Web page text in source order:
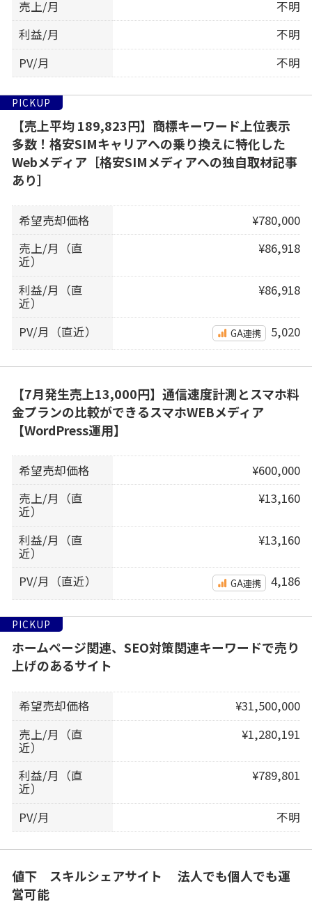
売上/月
不明
利益/月
不明
PV/月
不明
PICKUP
【売上平均 189,823円】商標キーワード上位表示
多数！格安SIMキャリアへの乗り換えに特化した
Webメディア［格安SIMメディアへの独自取材記事
あり］
希望売却価格
¥780,000
売上/月（直
近）
¥86,918
利益/月（直
近）
¥86,918
PV/月（直近） GA連携 5,020
【7月発生売上13,000円】通信速度計測とスマホ料
金プランの比較ができるスマホWEBメディア
【WordPress運用】
希望売却価格
¥600,000
売上/月（直
近）
¥13,160
利益/月（直
近）
¥13,160
PV/月（直近） GA連携 4,186
PICKUP
ホームページ関連、SEO対策関連キーワードで売り
上げのあるサイト
希望売却価格
¥31,500,000
売上/月（直
近）
¥1,280,191
利益/月（直
近）
¥789,801
PV/月 不明
値下 スキルシェアサイト 法人でも個人でも運
営可能